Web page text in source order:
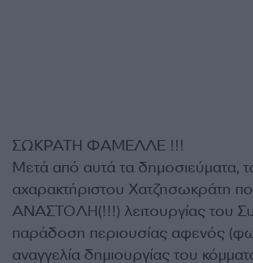
ΣΩΚΡΑΤΗ ΦΑΜΕΛΛΕ !!!
Μετά από αυτά τα δημοσιεύματα,
αχαρακτήριστου Χατζησωκράτη
ΑΝΑΣΤΟΛΗ(!!!) λειτουργίας του
παράδοση περιουσίας αφενός
αναγγελία δημιουργίας του